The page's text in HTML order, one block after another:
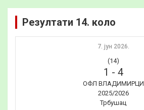
Резултати 14. коло
7. јун 2026.
(14)
1 - 4
ОФЛ ВЛАДИМИРЦИ
2025/2026
Трбушац